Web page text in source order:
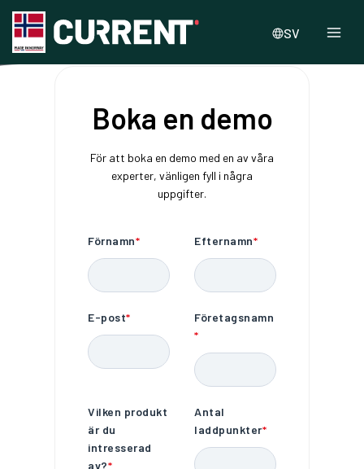
SV
Boka en demo
För att boka en demo med en av våra
experter, vänligen fyll i några
uppgifter.
Förnamn* Efternamn*
E-post*
Företagsnamn
*
Vilken produkt
är du
intresserad
av?*
Antal
laddpunkter*